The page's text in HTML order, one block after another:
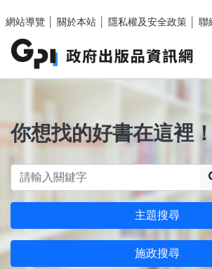
網站導覽
關於本站 隱私權及安全政策 聯
你想找的好書在這裡！
主題搜尋
施政搜尋